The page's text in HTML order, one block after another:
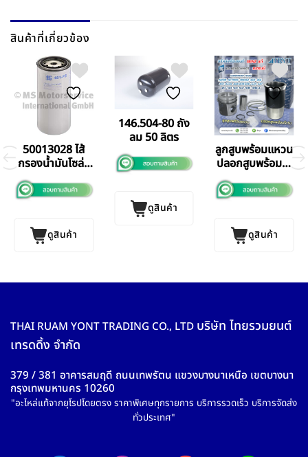
สินค้าที่เกี่ยวข้อง
50013028 ไส้
กรองน้ำมันโซล่า
(ละเอียด) Benz
ดูสินค้า
146.504-80 ถัง
ลม 50 ลิตร
ดูสินค้า
ลูกสูบพร้อมแหวน
ปลอกสูบพร้อมโอ
ริง Mercedes-
Benz
ดูสินค้า
THAI RUAM YONT TRADING CO., LTD บริษัท ไทยรวมยนต์
เทรดดิ้ง จำกัด
379 / 381 อาคารสมฤดี ถนนเทพรัตน แขวงบางนาเหนือ เขตบางนา
กรุงเทพมหานคร 10260
"อะไหล่แท้จากยุโรปโดยตรง ราคาพิเศษทุกรายการ บริการรวดเร็ว บริการจัดส่ง
ทั่วประเทศ"